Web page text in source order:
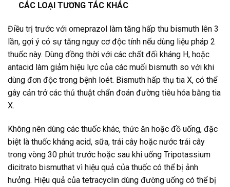
CÁC LOẠI TƯƠNG TÁC KHÁC
Điều trị trước với omeprazol làm tăng hấp thu bismuth lên 3
lần, gợi ý có sự tăng nguy cơ độc tính nếu dùng liệu pháp 2
thuốc này. Dùng đồng thời với các chất đối kháng H, hoặc
antacid làm giảm hiệu lực của các muối bismuth so với khi
dùng đơn độc trong bệnh loét. Bismuth hấp thụ tia X, có thể
gây cản trở các thủ thuật chẩn đoán đường tiêu hóa bằng tia
X.
Không nên dùng các thuốc khác, thức ăn hoặc đồ uống, đặc
biệt là thuốc kháng acid, sữa, trái cây hoặc nước trái cây
trong vòng 30 phút trước hoặc sau khi uống Tripotassium
dicitrato bismuthat vì hiệu quả của thuốc có thể bị ảnh
hưởng. Hiệu quả của tetracyclin dùng đường uống có thể bị